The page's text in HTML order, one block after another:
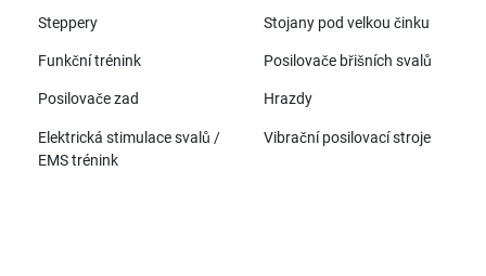
Steppery Stojany pod velkou činku
Funkční trénink Posilovače břišních svalů
Posilovače zad Hrazdy
Elektrická stimulace svalů /
EMS trénink
Vibrační posilovací stroje